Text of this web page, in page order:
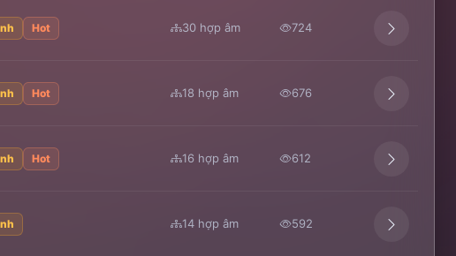
Hot 30 hợp âm 724
Hot 18 hợp âm 676
Hot 16 hợp âm 612
14 hợp âm 592